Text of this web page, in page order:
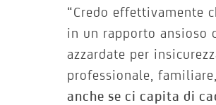
“Credo effettivamente
in un rapporto ansioso
azzardate per
professionale,
anche se ci capita di